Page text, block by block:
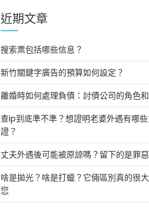
近期文章
搜索票包括哪些信息？
新竹關鍵字廣告的預算如何設定？
離婚時如何處理負債：討債公司的角色
查ip到底準不準？想證明老婆外遇有哪
證？
丈夫外遇後可能被原諒嗎？留下的是罪
啥是拋光？啥是打蠟？它倆區別真的很
您